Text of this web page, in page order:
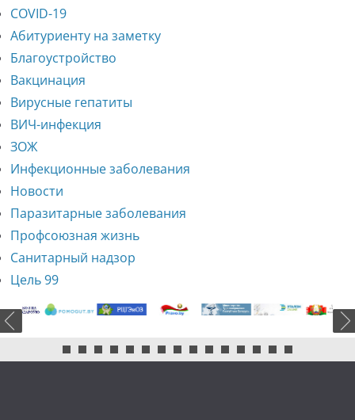
COVID-19
Абитуриенту на заметку
Благоустройство
Вакцинация
Вирусные гепатиты
ВИЧ-инфекция
ЗОЖ
Инфекционные заболевания
Новости
Паразитарные заболевания
Профсоюзная жизнь
Санитарный надзор
Цель 99